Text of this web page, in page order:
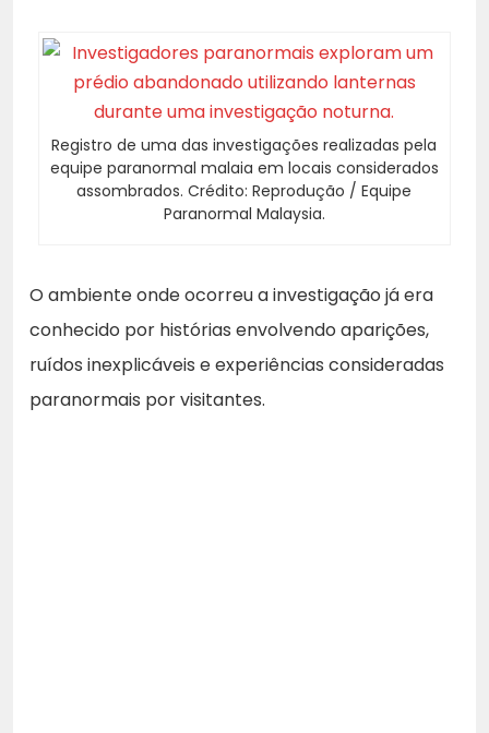
Registro de uma das investigações realizadas pela
equipe paranormal malaia em locais considerados
assombrados. Crédito: Reprodução / Equipe
Paranormal Malaysia.
O ambiente onde ocorreu a investigação já era
conhecido por histórias envolvendo aparições,
ruídos inexplicáveis e experiências consideradas
paranormais por visitantes.